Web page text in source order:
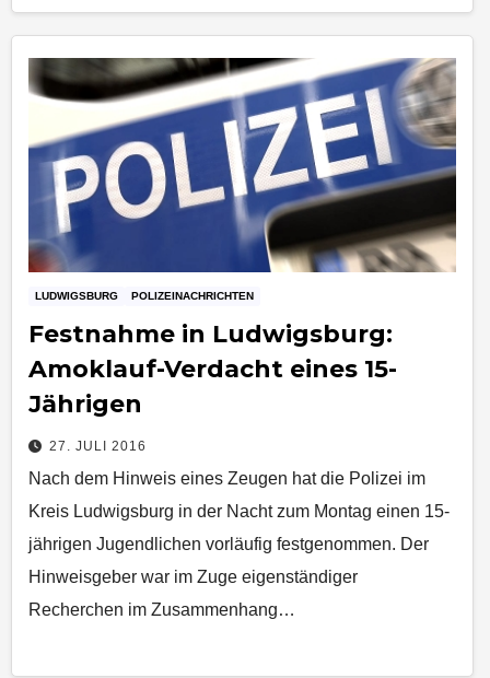
LUDWIGSBURG POLIZEINACHRICHTEN
Festnahme in Ludwigsburg:
Amoklauf-Verdacht eines 15-
Jährigen
27. JULI 2016
Nach dem Hinweis eines Zeugen hat die Polizei im
Kreis Ludwigsburg in der Nacht zum Montag einen 15-
jährigen Jugendlichen vorläufig festgenommen. Der
Hinweisgeber war im Zuge eigenständiger
Recherchen im Zusammenhang…